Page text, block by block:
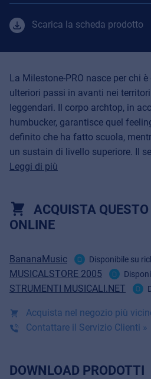
Scarica la scheda prodotto
La Milestone-PRO nasce per chi
ulteriori passi in avanti nei
leggendari. Il corpo archtop, in
humbucker, garantisce quel
definito che ha fatto scuola,
un sustain di livello superiore. Il
Leggi di più
ACQUISTA
ONLINE
BananaMusic Disponibile su
MUSICALSTORE 2005
STRUMENTI MUSICALI.NET
Acquista nel negozio più
Contattare il Servizio Clienti »
DOWNLOAD PRODOTTI